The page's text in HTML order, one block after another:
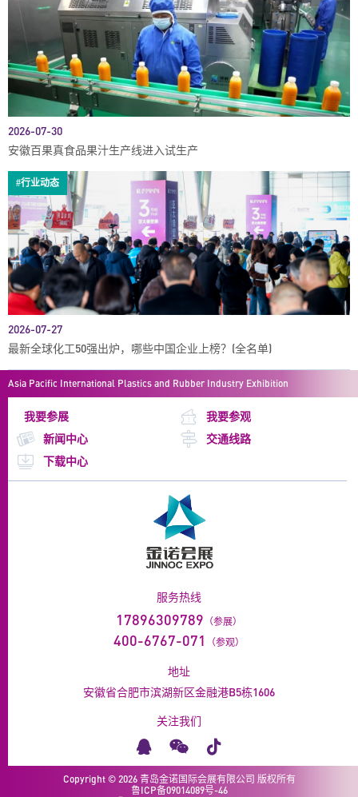
2026-07-30
安徽百果真食品果汁生产线进入试生产
#行业动态
2026-07-27
最新全球化工50强出炉，哪些中国企业上榜？(全名单)
Asia Pacific International Plastics and Rubber Industry Exhibition
我要参展
我要参观
新闻中心
交通线路
下载中心
服务热线
17896309789 （参展）
400-6767-071 （参观）
地址
安徽省合肥市滨湖新区金融港B5栋1606
关注我们
Copyright © 2026青岛金诺国际会展有限公司 版权所有
鲁ICP备09014089号-46